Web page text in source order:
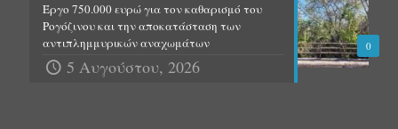
0
Έργο 750.000 ευρώ για τον καθαρισμό του
Ρογόζινου και την αποκατάσταση των
αντιπλημμυρικών αναχωμάτων
5 Αυγούστου, 2026